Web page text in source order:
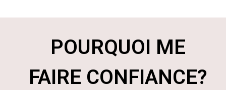
POURQUOI ME
FAIRE CONFIANCE?